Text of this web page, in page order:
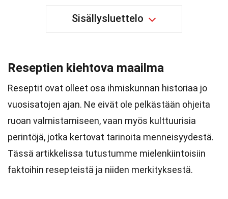
Sisällysluettelo
Reseptien kiehtova maailma
Reseptit ovat olleet osa ihmiskunnan historiaa jo
vuosisatojen ajan. Ne eivät ole pelkästään ohjeita
ruoan valmistamiseen, vaan myös kulttuurisia
perintöjä, jotka kertovat tarinoita menneisyydestä.
Tässä artikkelissa tutustumme mielenkiintoisiin
faktoihin resepteistä ja niiden merkityksestä.